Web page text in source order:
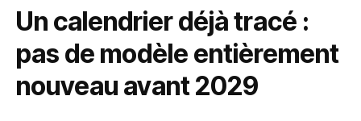
Un calendrier déjà tracé :
pas de modèle entièrement
nouveau avant 2029